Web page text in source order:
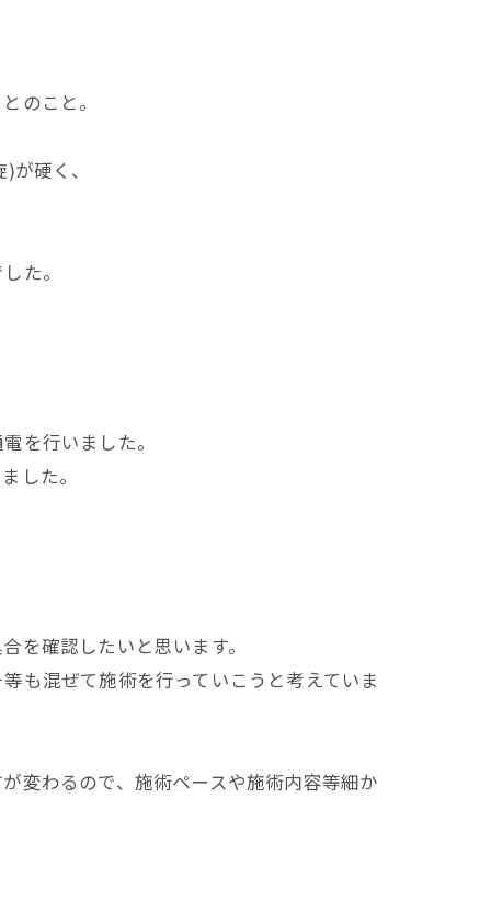
のこと。
硬く、
た。
を行いました。
した。
を確認したいと思います。
も混ぜて施術を行っていこうと考えていま
変わるので、施術ペースや施術内容等細か